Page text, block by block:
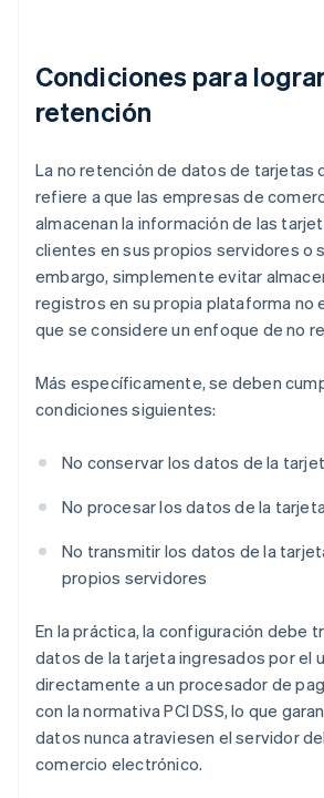
Condiciones para
retención
La no retención de datos de tarjetas
refiere a que las empresas de
almacenan la información de las
clientes en sus propios servidores o
embargo, simplemente evitar
registros en su propia plataforma no
que se considere un enfoque de no
Más específicamente, se deben
condiciones siguientes:
No conservar los datos de la
No procesar los datos de la
No transmitir los datos de la
propios servidores
En la práctica, la configuración debe
datos de la tarjeta ingresados por el
directamente a un procesador de
con la normativa PCI DSS, lo que
datos nunca atraviesen el servidor
comercio electrónico.